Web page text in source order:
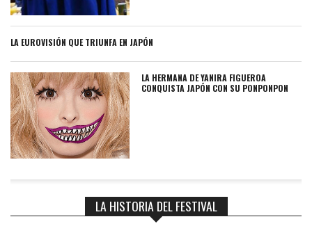
LA EUROVISIÓN QUE TRIUNFA EN JAPÓN
LA HERMANA DE YANIRA FIGUEROA
CONQUISTA JAPÓN CON SU PONPONPON
LA HISTORIA DEL FESTIVAL